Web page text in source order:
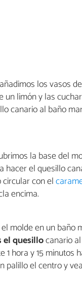
los vasos
un limón y las
canario al baño
la base del
hacer el quesillo
con el
encima.
molde en un baño
el quesillocanario
1 hora y 15 minutos
palillo el centro y